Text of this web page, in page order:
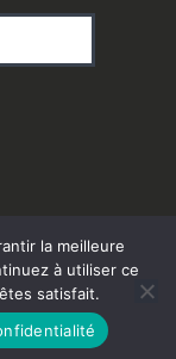
com.fr
la meilleure
à utiliser ce
satisfait.